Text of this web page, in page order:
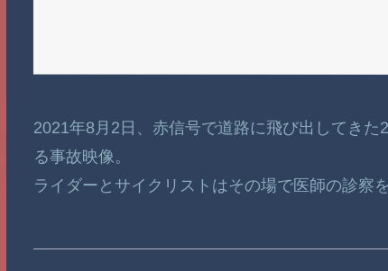
2021年8月2日、赤信号で道路に飛び出してき
る事故映像。
ライダーとサイクリストはその場で医師の診察